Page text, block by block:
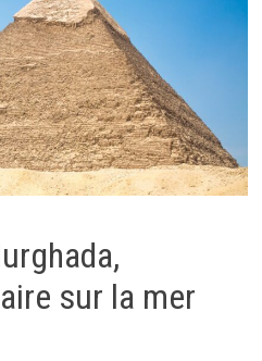
sur la mer